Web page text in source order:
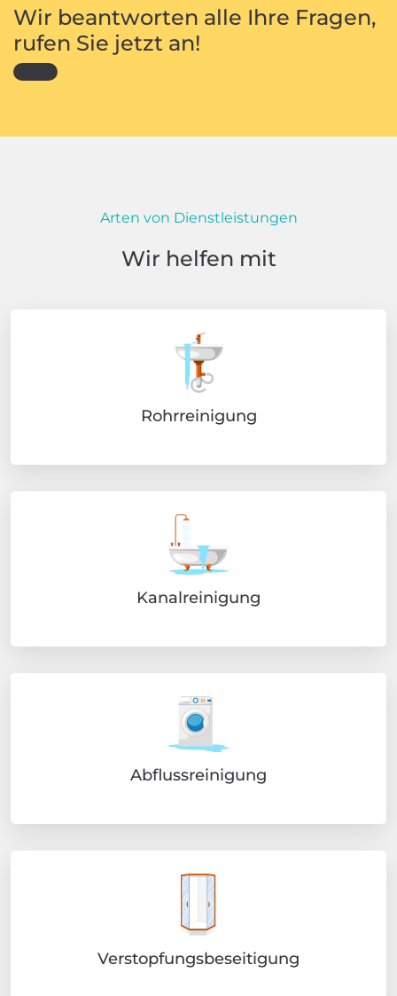
Wir beantworten alle Ihre Fragen,
rufen Sie jetzt an!
Arten von Dienstleistungen
Wir helfen mit
Rohrreinigung
Kanalreinigung
Abflussreinigung
Verstopfungsbeseitigung